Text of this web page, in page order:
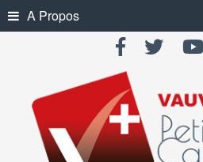
Skip
to
A Propos